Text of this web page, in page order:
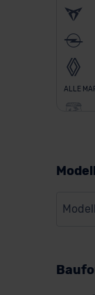
ALLE
Modell